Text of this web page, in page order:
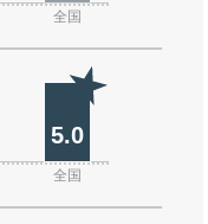
全国
5.0
全国